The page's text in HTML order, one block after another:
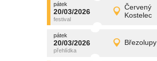
pátek
20/03/2026
Červený
Kostelec
pátek
20/03/2026 Detail
promítání
pátek
20/03/2026 Březolupy
pátek
20/03/2026 Detail
promítání